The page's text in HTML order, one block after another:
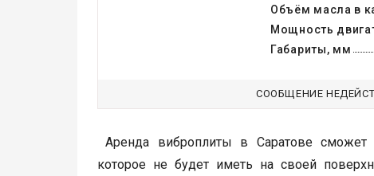
Объём масла в
Мощность
Габариты, мм
СООБЩЕНИЕ
Аренда виброплиты в Саратове
которое не будет иметь на своей